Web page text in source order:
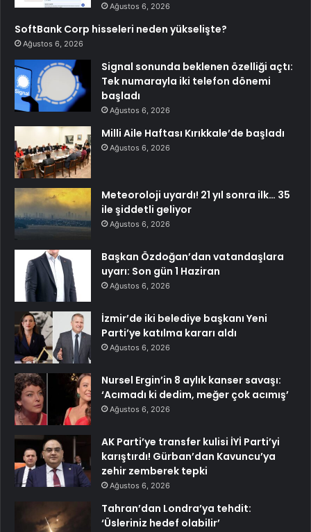
Ağustos 6, 2026
SoftBank Corp hisseleri neden yükselişte?
Ağustos 6, 2026
Signal sonunda beklenen özelliği açtı:
Tek numarayla iki telefon dönemi
başladı
Ağustos 6, 2026
Milli Aile Haftası Kırıkkale’de başladı
Ağustos 6, 2026
Meteoroloji uyardı! 21 yıl sonra ilk… 35
ile şiddetli geliyor
Ağustos 6, 2026
Başkan Özdoğan’dan vatandaşlara
uyarı: Son gün 1 Haziran
Ağustos 6, 2026
İzmir’de iki belediye başkanı Yeni
Parti’ye katılma kararı aldı
Ağustos 6, 2026
Nursel Ergin’in 8 aylık kanser savaşı:
‘Acımadı ki dedim, meğer çok acımış’
Ağustos 6, 2026
AK Parti’ye transfer kulisi İYİ Parti’yi
karıştırdı! Gürban’dan Kavuncu’ya
zehir zemberek tepki
Ağustos 6, 2026
Tahran’dan Londra’ya tehdit:
‘Üsleriniz hedef olabilir’